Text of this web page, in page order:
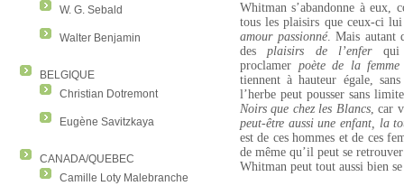
W. G. Sebald
Walter Benjamin
BELGIQUE
Christian Dotremont
Eugène Savitzkaya
CANADA/QUEBEC
Camille Loty Malebranche
Whitman s’abandonne à eux,
tous les plaisirs que ceux-ci
amour passionné. Mais autant
desplaisirs de l’enferqui
proclamer poète de la
tiennent à hauteur égale,
l’herbe peut pousser sans
Noirs que chez les Blancs, car
peut-être aussi une enfant, la
est de ces hommes et de ces
de même qu’il peut se
Whitman peut tout aussi bien